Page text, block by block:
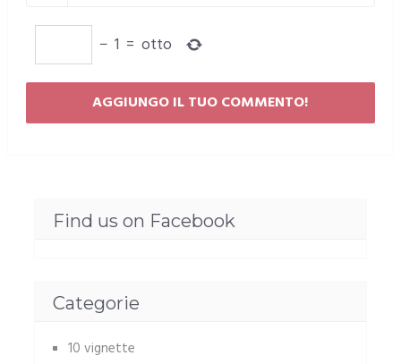
− 1 = otto
Find us on Facebook
Categorie
10 vignette